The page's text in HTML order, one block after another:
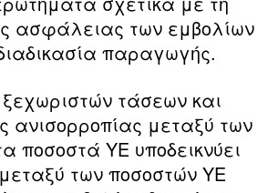
ασφάλειας των εμβολίων
παραγωγής.
τάσεων και
ανισορροπίας μεταξύ των
ποσοστά ΥΕ υποδεικνύει
των ποσοστών ΥΕ